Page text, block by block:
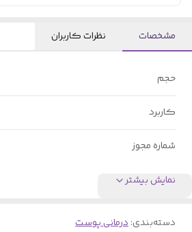
مشخصات نظرات کاربران
حجم
کاربرد
شماره مجوز
نمایش بیشتر
دسته‌بندی:درمانی پوست